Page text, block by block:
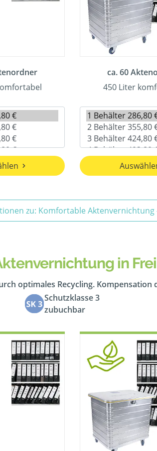
ca. 60
450 Liter
zu: Komfortable
in
optimales Recycling.
Schutzklasse 3
zubuchbar